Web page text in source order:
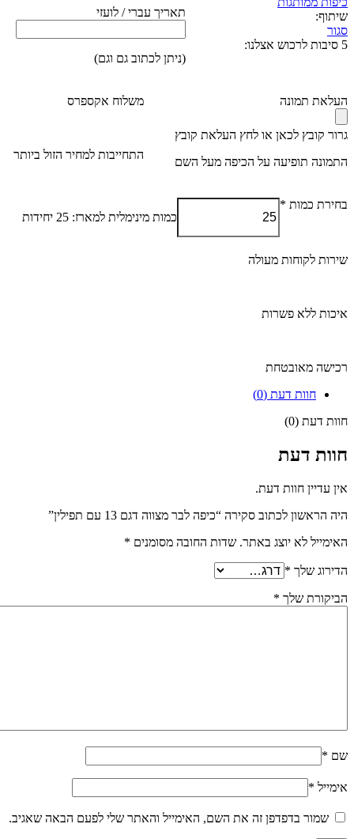
תאריך עברי / לועזי
(ניתן לכתוב גם וגם)
העלאת תמונה
גרור קובץ לכאן או לחץ העלאת קובץ
התמונה תופיעה על הכיפה מעל השם
בחירת כמות *
כמות מינימלית למארז: 25 יחידות
שיתוף:
סגור
5 סיבות לרכוש אצלנו:
משלוח אקספרס
התחייבות למחיר הזול ביותר
שירות לקוחות מעולה
איכות ללא פשרות
רכישה מאובטחת
חוות דעת (0)
חוות דעת (0)
חוות דעת
אין עדיין חוות דעת.
היה הראשון לכתוב סקירה “כיפה לבר מצווה דגם 13 עם תפילין”
האימייל לא יוצג באתר. שדות החובה מסומנים *
הדירוג שלך *
הביקורת שלך *
שם *
אימייל *
שמור בדפדפן זה את השם, האימייל והאתר שלי לפעם הבאה שאגיב.